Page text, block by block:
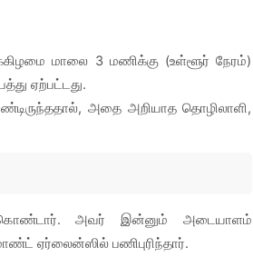
மாலை 3 மணிக்கு (உள்ளூர் நேரம்)
ஏற்பட்டது.
அதை அறியாத தொழிலாளி,
கொண்டார். அவர் இன்னும் அடையாளம்
ஏர்லைன்ஸில் பணிபுரிந்தார்.